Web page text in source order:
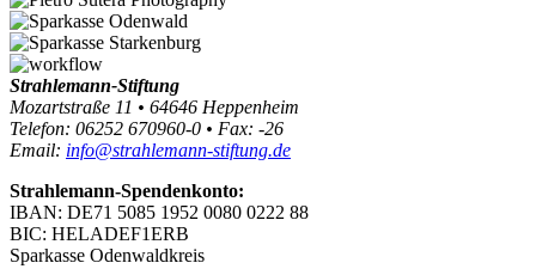
Strahlemann-Stiftung
Mozartstraße 11 • 64646 Heppenheim
Telefon: 06252 670960-0 • Fax: -26
Email: info@strahlemann-stiftung.de
Strahlemann-Spendenkonto:
IBAN: DE71 5085 1952 0080 0222 88
BIC: HELADEF1ERB
Sparkasse Odenwaldkreis